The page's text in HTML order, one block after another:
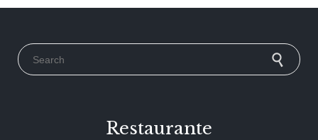
Search for:
Restaurante